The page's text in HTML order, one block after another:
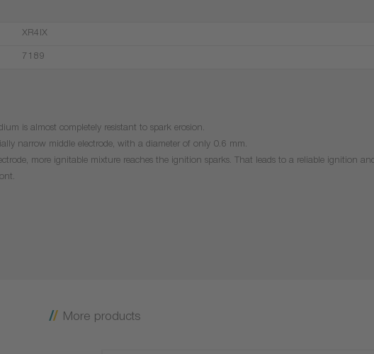
XR4IX
7189
is almost completely resistant to spark erosion.
narrow middle electrode, with a diameter of only 0.6 mm.
more ignitable mixture reaches the ignition sparks. That leads to a reliable ignition
More products